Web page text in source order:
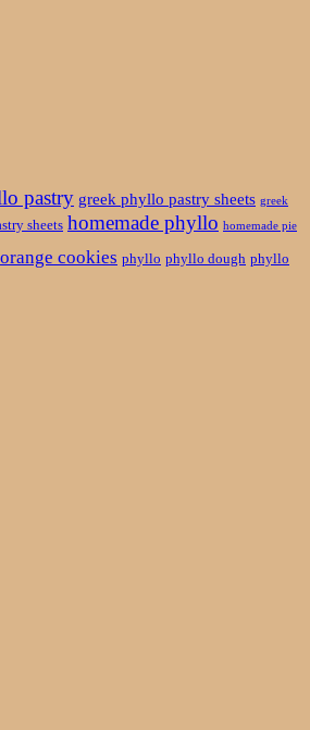
pastry greek phyllo pastry sheets greek
sheets homemade phyllo homemade pie
orange cookies phyllo phyllo dough phyllo